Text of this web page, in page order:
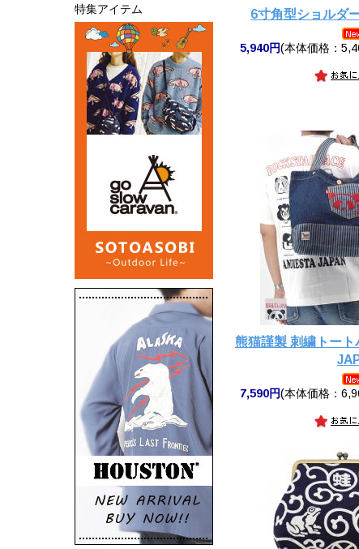
特集アイテム 6寸角型ショルダ
5,940円(本体価格：
熊猫謹製 刺繍トー
7,590円(本体価格：